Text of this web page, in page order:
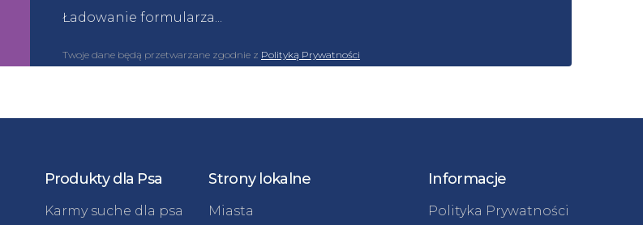
Ładowanie formularza...
Twoje dane będą przetwarzane zgodnie z Polityką Prywatności
Produkty dla Psa
Karmy suche dla psa
Strony lokalne
Miasta
Informacje
Polityka Prywatności